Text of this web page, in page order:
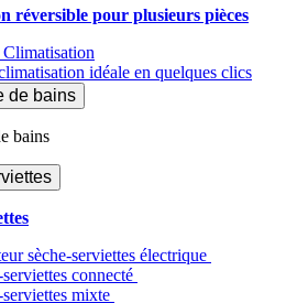
réversible pour plusieurs pièces
idéale en quelques clics
de bains
bains
sèche-serviettes électrique
serviettes connecté
serviettes mixte